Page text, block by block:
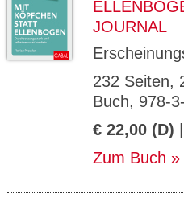
JOURNAL
232 Seiten,
Buch, 978-
€ 22,00 (D)
Zum Buch